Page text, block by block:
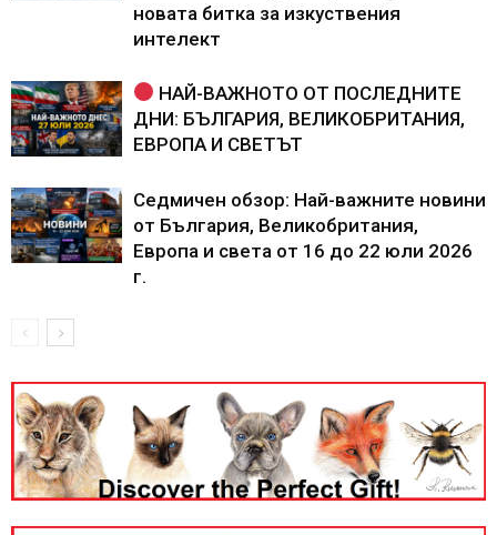
новата битка за изкуствения
интелект
НАЙ-ВАЖНОТО ОТ ПОСЛЕДНИТЕ
ДНИ: БЪЛГАРИЯ, ВЕЛИКОБРИТАНИЯ,
ЕВРОПА И СВЕТЪТ
Седмичен обзор: Най-важните новини
от България, Великобритания,
Европа и света от 16 до 22 юли 2026
г.